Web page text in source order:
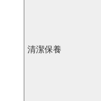
清潔保養